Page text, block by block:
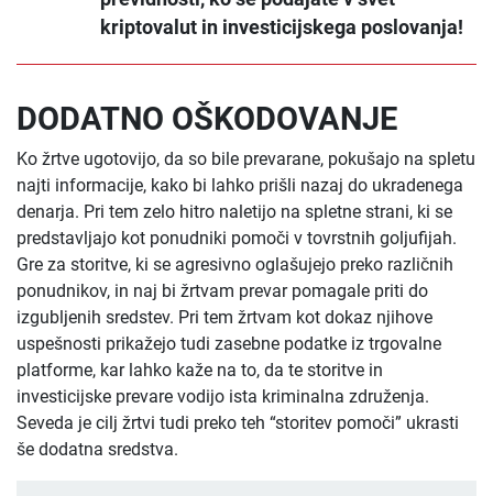
kriptovalut in investicijskega poslovanja!
DODATNO OŠKODOVANJE
Ko žrtve ugotovijo, da so bile prevarane, pokušajo na spletu
najti informacije, kako bi lahko prišli nazaj do ukradenega
denarja. Pri tem zelo hitro naletijo na spletne strani, ki se
predstavljajo kot ponudniki pomoči v tovrstnih goljufijah.
Gre za storitve, ki se agresivno oglašujejo preko različnih
ponudnikov, in naj bi žrtvam prevar pomagale priti do
izgubljenih sredstev. Pri tem žrtvam kot dokaz njihove
uspešnosti prikažejo tudi zasebne podatke iz trgovalne
platforme, kar lahko kaže na to, da te storitve in
investicijske prevare vodijo ista kriminalna združenja.
Seveda je cilj žrtvi tudi preko teh “storitev pomoči” ukrasti
še dodatna sredstva.